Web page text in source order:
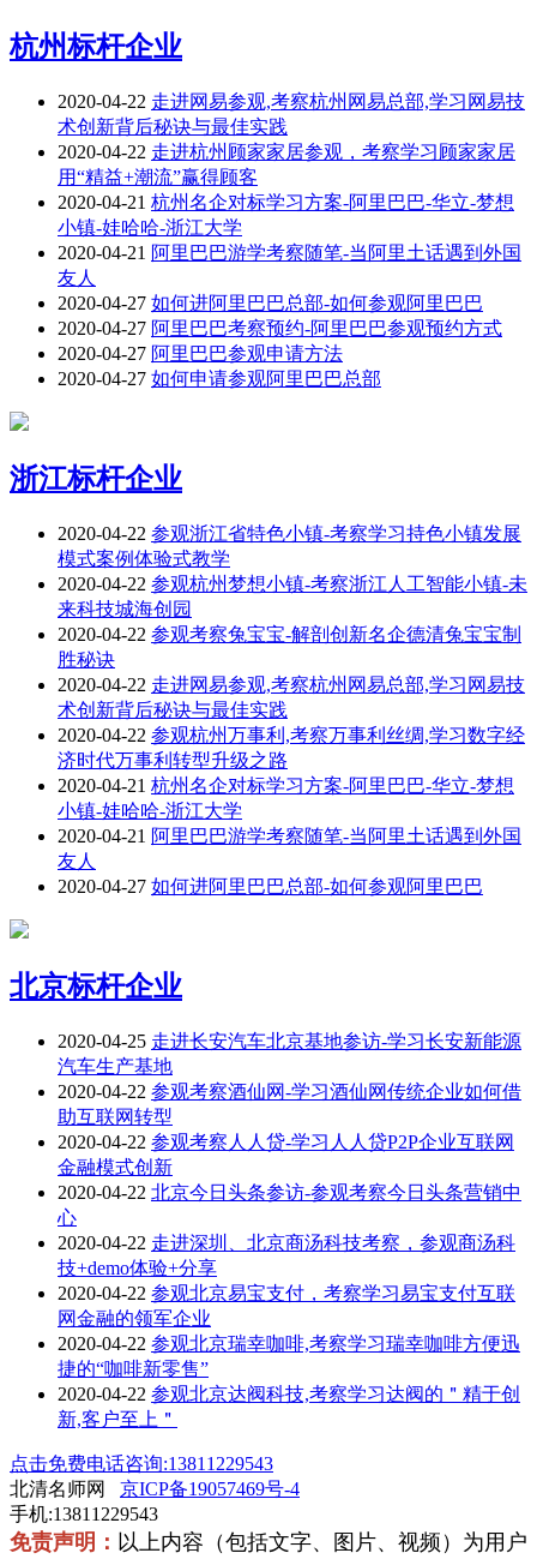
杭州标杆企业
2020-04-22 走进网易参观,考察杭州网易总部,学习网易技
术创新背后秘诀与最佳实践
2020-04-22 走进杭州顾家家居参观，考察学习顾家家居
用“精益+潮流”赢得顾客
2020-04-21 杭州名企对标学习方案-阿里巴巴-华立-梦想
小镇-娃哈哈-浙江大学
2020-04-21 阿里巴巴游学考察随笔-当阿里土话遇到外国
友人
2020-04-27 如何进阿里巴巴总部-如何参观阿里巴巴
2020-04-27 阿里巴巴考察预约-阿里巴巴参观预约方式
2020-04-27 阿里巴巴参观申请方法
2020-04-27 如何申请参观阿里巴巴总部
浙江标杆企业
2020-04-22 参观浙江省特色小镇-考察学习持色小镇发展
模式案例体验式教学
2020-04-22 参观杭州梦想小镇-考察浙江人工智能小镇-未
来科技城海创园
2020-04-22 参观考察兔宝宝-解剖创新名企德清兔宝宝制
胜秘诀
2020-04-22 走进网易参观,考察杭州网易总部,学习网易技
术创新背后秘诀与最佳实践
2020-04-22 参观杭州万事利,考察万事利丝绸,学习数字经
济时代万事利转型升级之路
2020-04-21 杭州名企对标学习方案-阿里巴巴-华立-梦想
小镇-娃哈哈-浙江大学
2020-04-21 阿里巴巴游学考察随笔-当阿里土话遇到外国
友人
2020-04-27 如何进阿里巴巴总部-如何参观阿里巴巴
北京标杆企业
2020-04-25 走进长安汽车北京基地参访-学习长安新能源
汽车生产基地
2020-04-22 参观考察酒仙网-学习酒仙网传统企业如何借
助互联网转型
2020-04-22 参观考察人人贷-学习人人贷P2P企业互联网
金融模式创新
2020-04-22 北京今日头条参访-参观考察今日头条营销中
心
2020-04-22 走进深圳、北京商汤科技考察，参观商汤科
技+demo体验+分享
2020-04-22 参观北京易宝支付，考察学习易宝支付互联
网金融的领军企业
2020-04-22 参观北京瑞幸咖啡,考察学习瑞幸咖啡方便迅
捷的“咖啡新零售”
2020-04-22 参观北京达阀科技,考察学习达阀的＂精于创
新,客户至上＂
点击免费电话咨询:13811229543
北清名师网 京ICP备19057469号-4
手机:13811229543
免责声明： 以上内容（包括文字、图片、视频）为用户